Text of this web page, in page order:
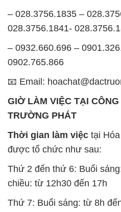
– 028.3756.1835 –
028.3756.1841-
– 0932.660.696 –
0902.765.866
📧 Email:
GIỜ LÀM VIỆC TẠI
TRƯỜNG PHÁT
Thời gian làm việc tại
được tổ chức như sau:
Thứ 2 đến thứ 6: Buổi
chiều: từ 12h30 đến 17h
Thứ 7: Buổi sáng: từ 8h